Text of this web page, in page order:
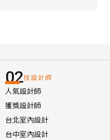
02找設計師
人氣設計師
獲獎設計師
台北室內設計
台中室內設計